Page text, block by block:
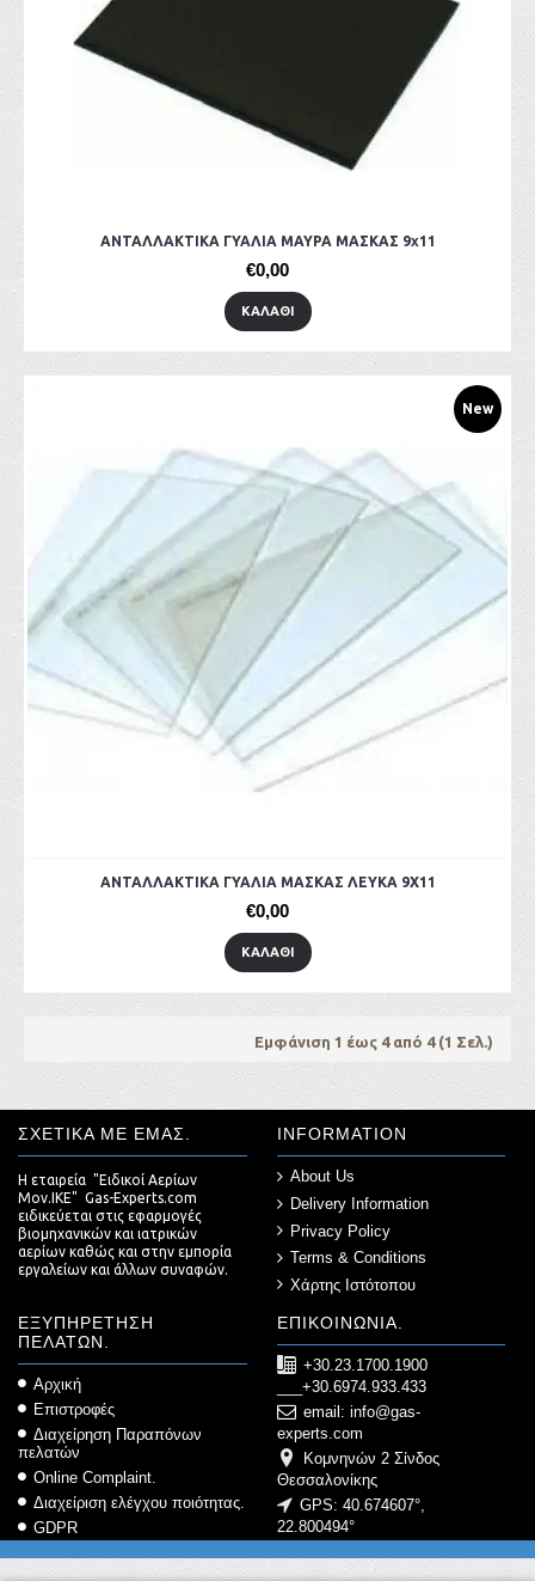
ΑΝΤΑΛΛΑΚΤΙΚΑ ΓΥΑΛΙΑ ΜΑΥΡΑ ΜΑΣΚΑΣ 9x11
€0,00
ΚΑΛΆΘΙ
New
ΑΝΤΑΛΛΑΚΤΙΚΑ ΓΥΑΛΙΑ ΜΑΣΚΑΣ ΛΕΥΚΑ 9Χ11
€0,00
ΚΑΛΆΘΙ
Εμφάνιση 1 έως 4 από 4 (1 Σελ.)
ΣΧΕΤΙΚΆ ΜΕ ΕΜΆΣ.
Η εταιρεία "Ειδικοί Αερίων
Μον.ΙΚΕ" Gas-Experts.com
ειδικεύεται στις εφαρμογές
βιομηχανικών και ιατρικών
αερίων καθώς και στην εμπορία
εργαλείων και άλλων συναφών.
INFORMATION
About Us
Delivery Information
Privacy Policy
Terms & Conditions
Χάρτης Ιστότοπου
ΕΞΥΠΗΡΈΤΗΣΗ
ΠΕΛΑΤΏΝ.
Αρχική
Επιστροφές
Διαχείρηση Παραπόνων
πελατών
Online Complaint.
Διαχείριση ελέγχου ποιότητας.
GDPR
ΕΠΙΚΟΙΝΩΝΊΑ.
+30.23.1700.1900
___+30.6974.933.433
email: info@gas-
experts.com
Κομνηνών 2 Σίνδος
Θεσσαλονίκης
GPS: 40.674607°,
22.800494°